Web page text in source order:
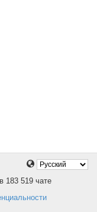
183 519 чате